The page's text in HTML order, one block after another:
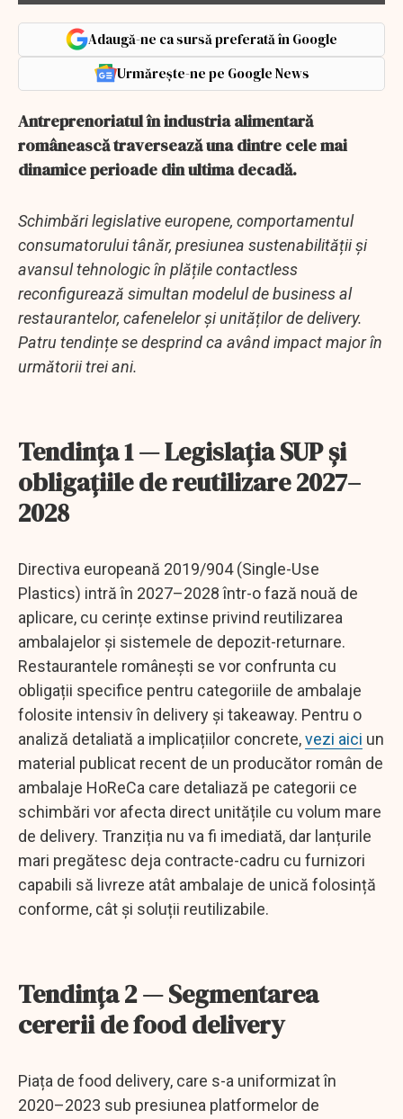
Adaugă-ne ca sursă preferată în Google
Urmărește-ne pe Google News
Antreprenoriatul în industria alimentară
românească traversează una dintre cele mai
dinamice perioade din ultima decadă.
Schimbări legislative europene, comportamentul
consumatorului tânăr, presiunea sustenabilității și
avansul tehnologic în plățile contactless
reconfigurează simultan modelul de business al
restaurantelor, cafenelelor și unităților de delivery.
Patru tendințe se desprind ca având impact major în
următorii trei ani.
Tendința 1 — Legislația SUP și
obligațiile de reutilizare 2027–
2028
Directiva europeană 2019/904 (Single-Use
Plastics) intră în 2027–2028 într-o fază nouă de
aplicare, cu cerințe extinse privind reutilizarea
ambalajelor și sistemele de depozit-returnare.
Restaurantele românești se vor confrunta cu
obligații specifice pentru categoriile de ambalaje
folosite intensiv în delivery și takeaway. Pentru o
analiză detaliată a implicațiilor concrete,vezi aici un
material publicat recent de un producător român de
ambalaje HoReCa care detaliază pe categorii ce
schimbări vor afecta direct unitățile cu volum mare
de delivery. Tranziția nu va fi imediată, dar lanțurile
mari pregătesc deja contracte-cadru cu furnizori
capabili să livreze atât ambalaje de unică folosință
conforme, cât și soluții reutilizabile.
Tendința 2 — Segmentarea
cererii de food delivery
Piața de food delivery, care s-a uniformizat în
2020–2023 sub presiunea platformelor de